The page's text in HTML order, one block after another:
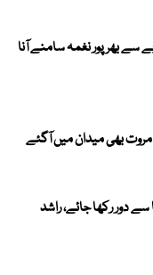
بھرپور نغمہ سامنے آنا
بھی میدان میں آگئے
سے دور رکھا جائے، راشد